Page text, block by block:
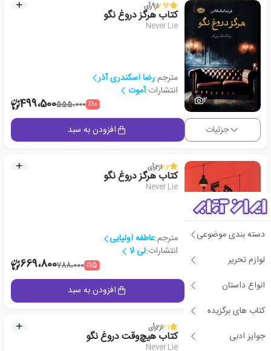
دسته بندی موضوعی
لوازم تحریر
انواع داستان
کتاب های برگزیده
جوایز ادبی
2
2.94از9رأی
کتاب هرگز دروغ نگو
Never Lie
مترجم:رضا اسکندری آذر
انتشارات:آموت
٪10555،000499،500
جزئیات افزودن به سبد
2.2از2رأی
کتاب هرگز دروغ نگو
Never Lie
مترجم:عاطفه اولیایی
انتشارات:لی لا
٪15788،000669،800
جزئیات افزودن به سبد
2.1از2رأی
کتاب هیچ‌‎وقت دروغ نگو
Never Lie